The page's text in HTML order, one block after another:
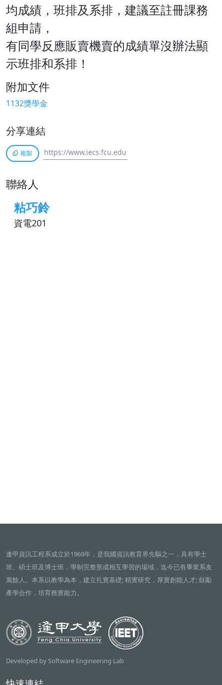
均成績，班排及系排，建議至註冊課務
組申請，
有同學反應販賣機賣的成績單沒辦法顯
示班排和系排！
附加文件
1132獎學金
分享連結
複製
聯絡人
粘巧鈴
資電201
逢甲資訊工程系成立於1969年，是我國資訊教育界先驅之一，具有學士
班、碩士班及博士班，學制完整形成相互學習的場域，迄今已有畢業系友
萬餘人。本系以教學為本，建立扎實基礎; 精實研究，厚實創能人才; 鼓勵
產學合作，培育務實能力。
Developed by Software Engineering Lab